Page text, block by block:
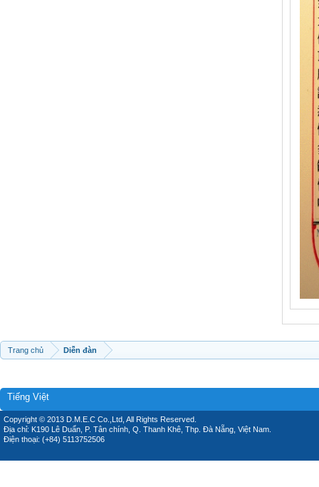
Trang chủ Diễn đàn
Tiếng Việt
Copyright © 2013 D.M.E.C Co.,Ltd, All Rights Reserved.
Địa chỉ: K190 Lê Duẩn, P. Tân chính, Q. Thanh Khê, Thp. Đà Nẵng, Việt Nam.
Điện thoại: (+84) 5113752506